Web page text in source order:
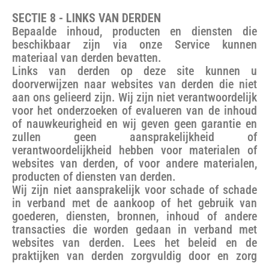
SECTIE 8 - LINKS VAN DERDEN
Bepaalde inhoud, producten en diensten die
beschikbaar zijn via onze Service kunnen
materiaal van derden bevatten.
Links van derden op deze site kunnen u
doorverwijzen naar websites van derden die niet
aan ons gelieerd zijn. Wij zijn niet verantwoordelijk
voor het onderzoeken of evalueren van de inhoud
of nauwkeurigheid en wij geven geen garantie en
zullen geen aansprakelijkheid of
verantwoordelijkheid hebben voor materialen of
websites van derden, of voor andere materialen,
producten of diensten van derden.
Wij zijn niet aansprakelijk voor schade of schade
in verband met de aankoop of het gebruik van
goederen, diensten, bronnen, inhoud of andere
transacties die worden gedaan in verband met
websites van derden. Lees het beleid en de
praktijken van derden zorgvuldig door en zorg